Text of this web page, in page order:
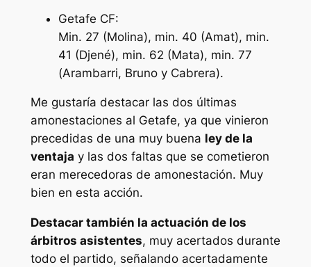
Getafe CF:
Min. 27 (Molina), min. 40 (Amat), min.
41 (Djené), min. 62 (Mata), min. 77
(Arambarri, Bruno y Cabrera).
Me gustaría destacar las dos últimas
amonestaciones al Getafe, ya que vinieron
precedidas de una muy buena ley de la
ventaja y las dos faltas que se cometieron
eran merecedoras de amonestación. Muy
bien en esta acción.
Destacar también la actuación de los
árbitros asistentes, muy acertados durante
todo el partido, señalando acertadamente